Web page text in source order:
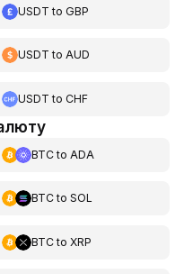
USDT toGBP
USDT toAUD
USDT toCHF
BTCto ADA
BTCto SOL
BTCto XRP